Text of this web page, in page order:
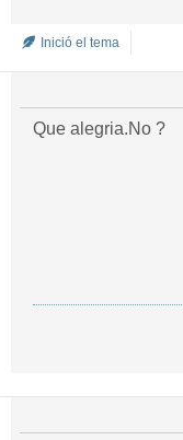
Inició el tema
Que alegria.No ?